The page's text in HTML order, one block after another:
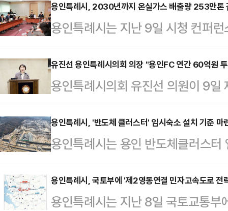
반씩 지원해 4차산업 관련 기업이
육은 매주 주 3회, 1회당 3시간 진
버스 기술, 초급 게임 개발 관련 교
자에겐 소정의 훈련비와 훈련 수당
대상은 경기도에 거주하는 15세
다.시청 홈페이…
용인특례시, 2030년까지 온실가스 배출량 253만톤
용인특례시는 지난 9일 시청 컨퍼
회를 열고 탄소중립도시 청사진을
'용인시 2050 탄소중립녹색성장기
이행평가 결과 보고' 등 2건의 안건
설문조사 등으로 시민 의견을 수렴
회의, 3월 이상일 시장의 전 부서
을 거쳐 계획을 수립했다. 이후 한
의로 기본계…
유진선 용인특례시의회 의장 "용인FC 연간 60억원
용인특례시의회 유진선 의원이 9
발언을 통해 시민프로축구단(용인
다.유 의원은 먼저 시민프로축구단
시는 이미 경전철 운영비로 매년
399억원을 발행하는 등 세입 감소
어려움은 지속되고 있다고 지적했
K리그 참가를 목표로 '용인시 시민
용인특례시, '반도체 클러스터' 임시숙소 설치 기준 마
용인특례시는 용인 반도체클러스
로자들이 기거할 임시숙소를 원활
장 임시숙소 설치 기준'을 정해 시
건설 근로자들이 거주할 임시숙소
용인특례시, 국토부에 '제2영동연결 민자고속도로 전
용인특례시는 지난 8일 국토교통